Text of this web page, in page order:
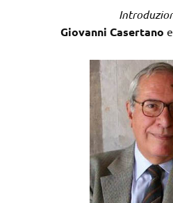
Giovanni Casertano e